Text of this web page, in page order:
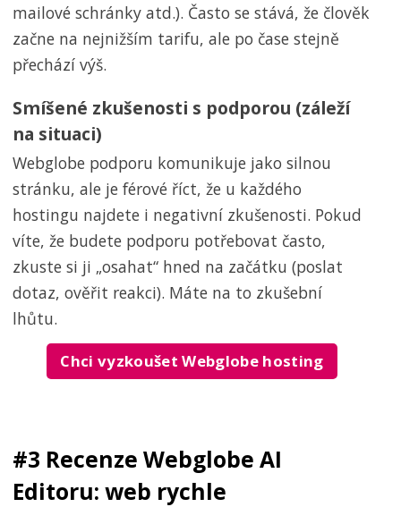
mailové schránky atd.). Často se stává, že člověk
začne na nejnižším tarifu, ale po čase stejně
přechází výš.
Smíšené zkušenosti s podporou (záleží
na situaci)
Webglobe podporu komunikuje jako silnou
stránku, ale je férové říct, že u každého
hostingu najdete i negativní zkušenosti. Pokud
víte, že budete podporu potřebovat často,
zkuste si ji „osahat“ hned na začátku (poslat
dotaz, ověřit reakci). Máte na to zkušební
lhůtu.
Chci vyzkoušet Webglobe hosting
#3 Recenze Webglobe AI
Editoru: web rychle